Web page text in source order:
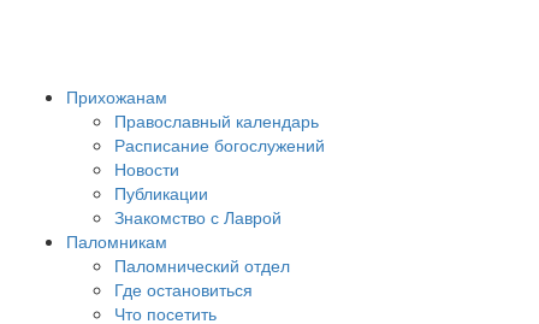
Прихожанам
Православный календарь
Расписание богослужений
Новости
Публикации
Знакомство с Лаврой
Паломникам
Паломнический отдел
Где остановиться
Что посетить